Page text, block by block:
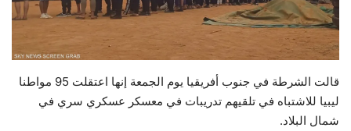
حياة
قالت الشرطة في جنوب أفريقيا يوم الجمعة إنها اعتقلت 95 مواطنا
ليبيا للاشتباه في تلقيهم تدريبات في معسكر عسكري سري في
شمال البلاد.